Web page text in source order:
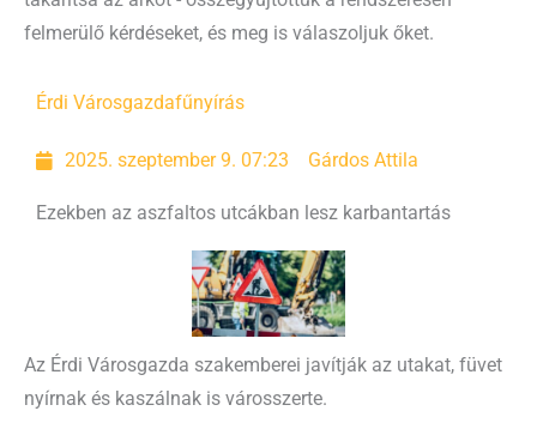
felmerülő kérdéseket, és meg is válaszoljuk őket.
Érdi Városgazdafűnyírás
2025. szeptember 9. 07:23 Gárdos Attila
Ezekben az aszfaltos utcákban lesz karbantartás
Az Érdi Városgazda szakemberei javítják az utakat, füvet
nyírnak és kaszálnak is városszerte.